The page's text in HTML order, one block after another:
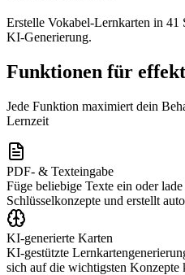
Erstelle Vokabel-Lernkarten in 41
KI-Generierung.
Funktionen für
Jede Funktion maximiert dein
Lernzeit
PDF- & Texteingabe
Füge beliebige Texte ein oder
Schlüsselkonzepte und erstellt
KI-generierte Karten
KI-gestützte
sich auf die wichtigsten Konzepte